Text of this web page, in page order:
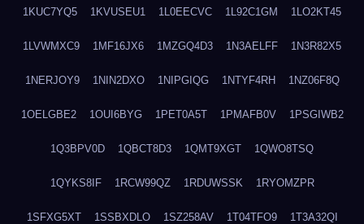
1KUC7YQ5 1KVUSEU1 1L0EECVC 1L92C1GM 1LO2KT45
1LVWMXC9 1MF16JX6 1MZGQ4D3 1N3AELFF 1N3R82X5
1NERJOY9 1NIN2DXO 1NIPGIQG 1NTYF4RH 1NZ06F8Q
1OELGBE2 1OUI6BYG 1PET0A5T 1PMAFB0V 1PSGIWB2
1Q3BPV0D 1QBCT8D3 1QMT9XGT 1QWO8TSQ
1QYKS8IF 1RCW99QZ 1RDUWSSK 1RYOMZPR
1SFXG5XT 1SSBXDLO 1SZ258AV 1T04TFO9 1T3A32QI